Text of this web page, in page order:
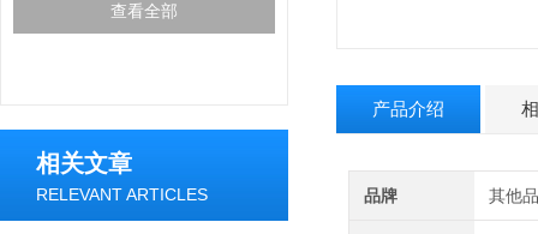
查看全部
相关文章
RELEVANT ARTICLES
产品介绍
品牌 其他